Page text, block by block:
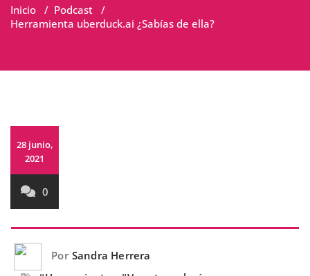
Inicio / Podcast /
Herramienta uberduck.ai ¿Sabías de ella?
28 junio,
2021
0
Por Sandra Herrera